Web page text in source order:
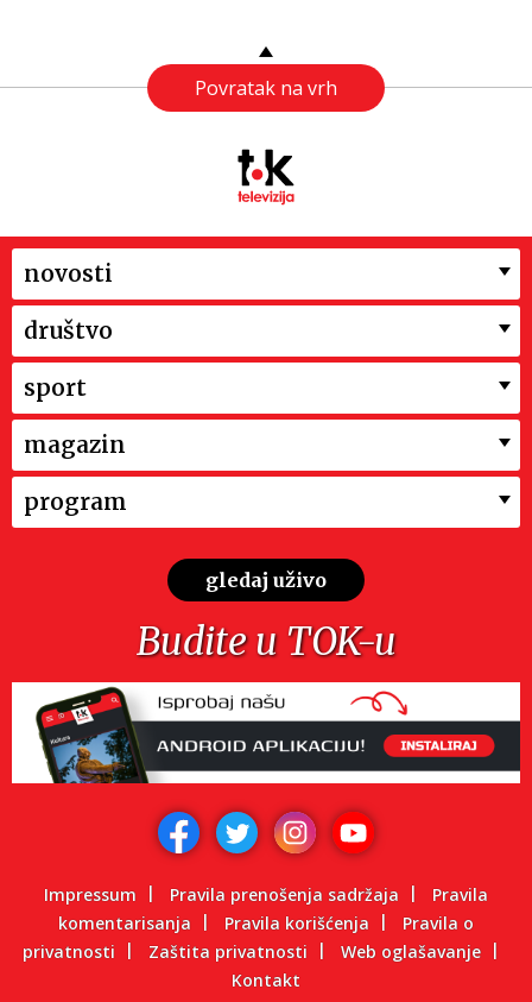
Povratak na vrh
novosti
društvo
sport
magazin
program
gledaj uživo
Budite u TOK-u
Impressum Pravila prenošenja sadržaja
Pravila
komentarisanja
Pravila korišćenja
Pravila o
privatnosti
Zaštita privatnosti
Web oglašavanje
Kontakt